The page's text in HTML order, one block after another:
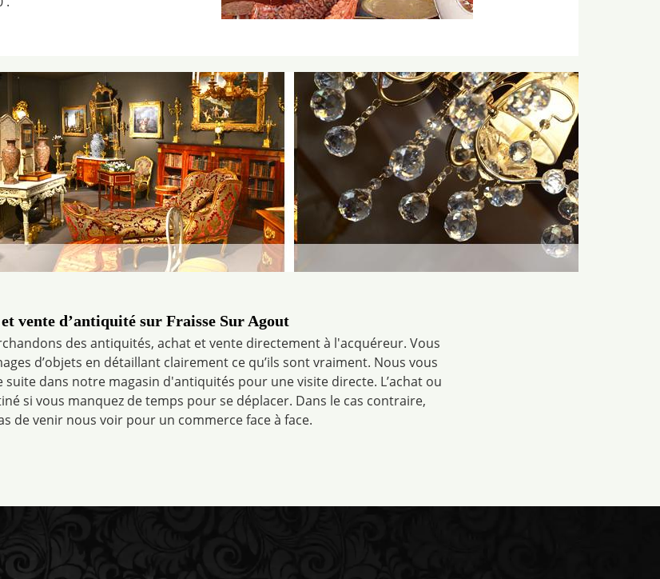
vente d’antiquité sur Fraisse Sur Agout
des antiquités, achat et vente directement à l'acquéreur. Vous
d’objets en détaillant clairement ce qu’ils sont vraiment. Nous vous
dans notre magasin d'antiquités pour une visite directe. L’achat ou
si vous manquez de temps pour se déplacer. Dans le cas contraire,
de venir nous voir pour un commerce face à face.